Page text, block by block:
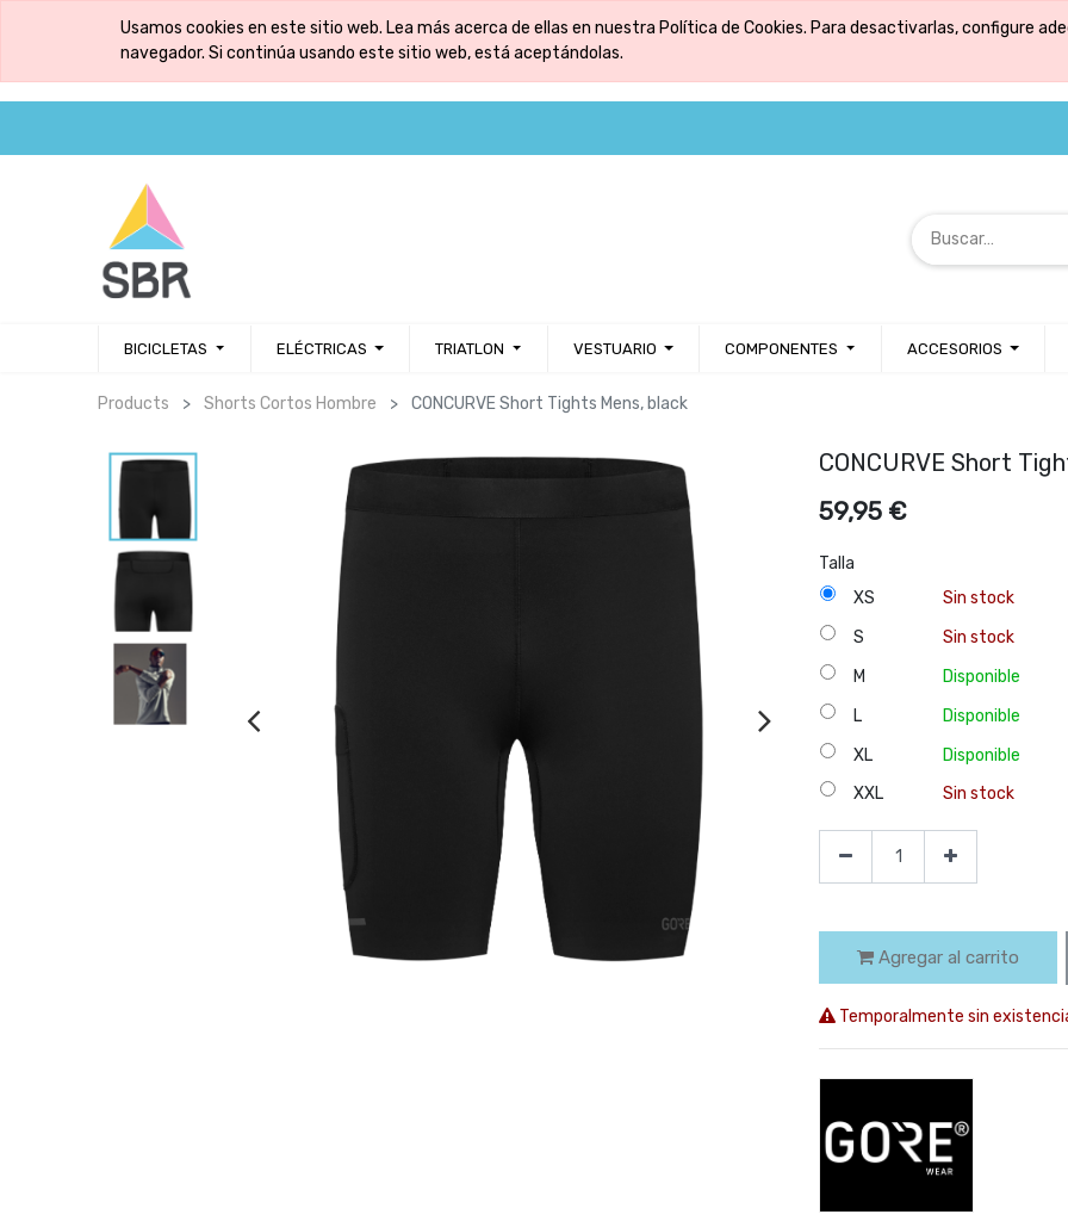
Usamos cookies en este sitio web. Lea más acerca de ellas en nuestra Política de Cookies. Para desactivarlas, configure
navegador. Si continúa usando este sitio web, está aceptándolas.
BICICLETAS ELÉCTRICAS TRIATLON VESTUARIO COMPONENTES ACCESORIOS
Products Shorts Cortos Hombre CONCURVE Short Tights Mens, black
CONCURVE Short
59,95 €
Talla
XS
Sin stock
S
Sin stock
M
Disponible
L
Disponible
XL
Disponible
XXL
Sin stock
Agregar al carrito
Temporalmente sin